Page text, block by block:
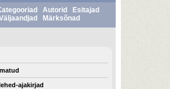
Autorid
Esitajad
Märksõnad
ajakirjad